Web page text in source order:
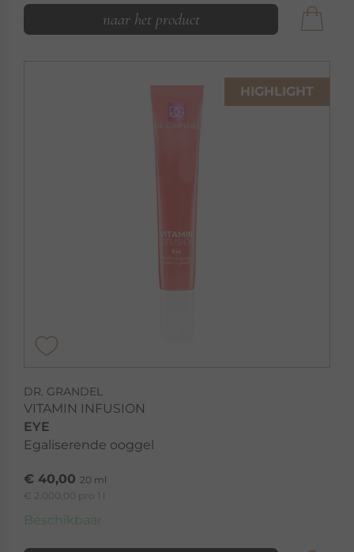
naar het product
HIGHLIGHT
DR. GRANDEL
VITAMIN INFUSION
EYE
Egaliserende ooggel
€ 40,00 20 ml
€ 2.000,00 pro 1 l
Beschikbaar